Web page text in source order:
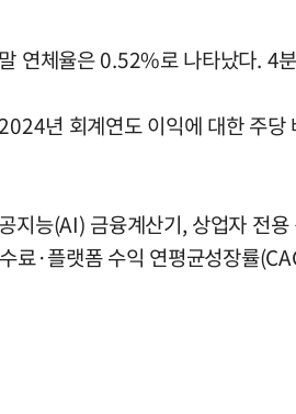
연체율은 0.52%로 나타났다.
년 회계연도 이익에 대한 주
지능(AI) 금융계산기, 상업자 전
료·플랫폼 수익 연평균성장률